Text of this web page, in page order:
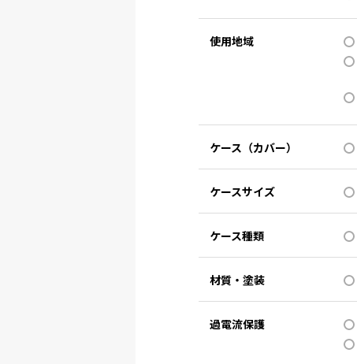
使用地域
ケース（カバー）
ケースサイズ
ケース種類
材質・塗装
過電流保護